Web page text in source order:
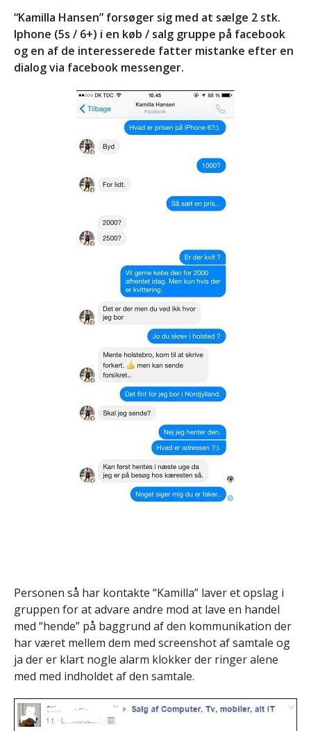
“Kamilla Hansen” forsøger sig med at sælge 2 stk.
Iphone (5s / 6+) i en køb / salg gruppe på facebook
og en af de interesserede fatter mistanke efter en
dialog via facebook messenger.
Personen så har kontakte “Kamilla” laver et opslag i
gruppen for at advare andre mod at lave en handel
med “hende” på baggrund af den kommunikation der
har været mellem dem med screenshot af samtale og
ja der er klart nogle alarm klokker der ringer alene
med med indholdet af den samtale.